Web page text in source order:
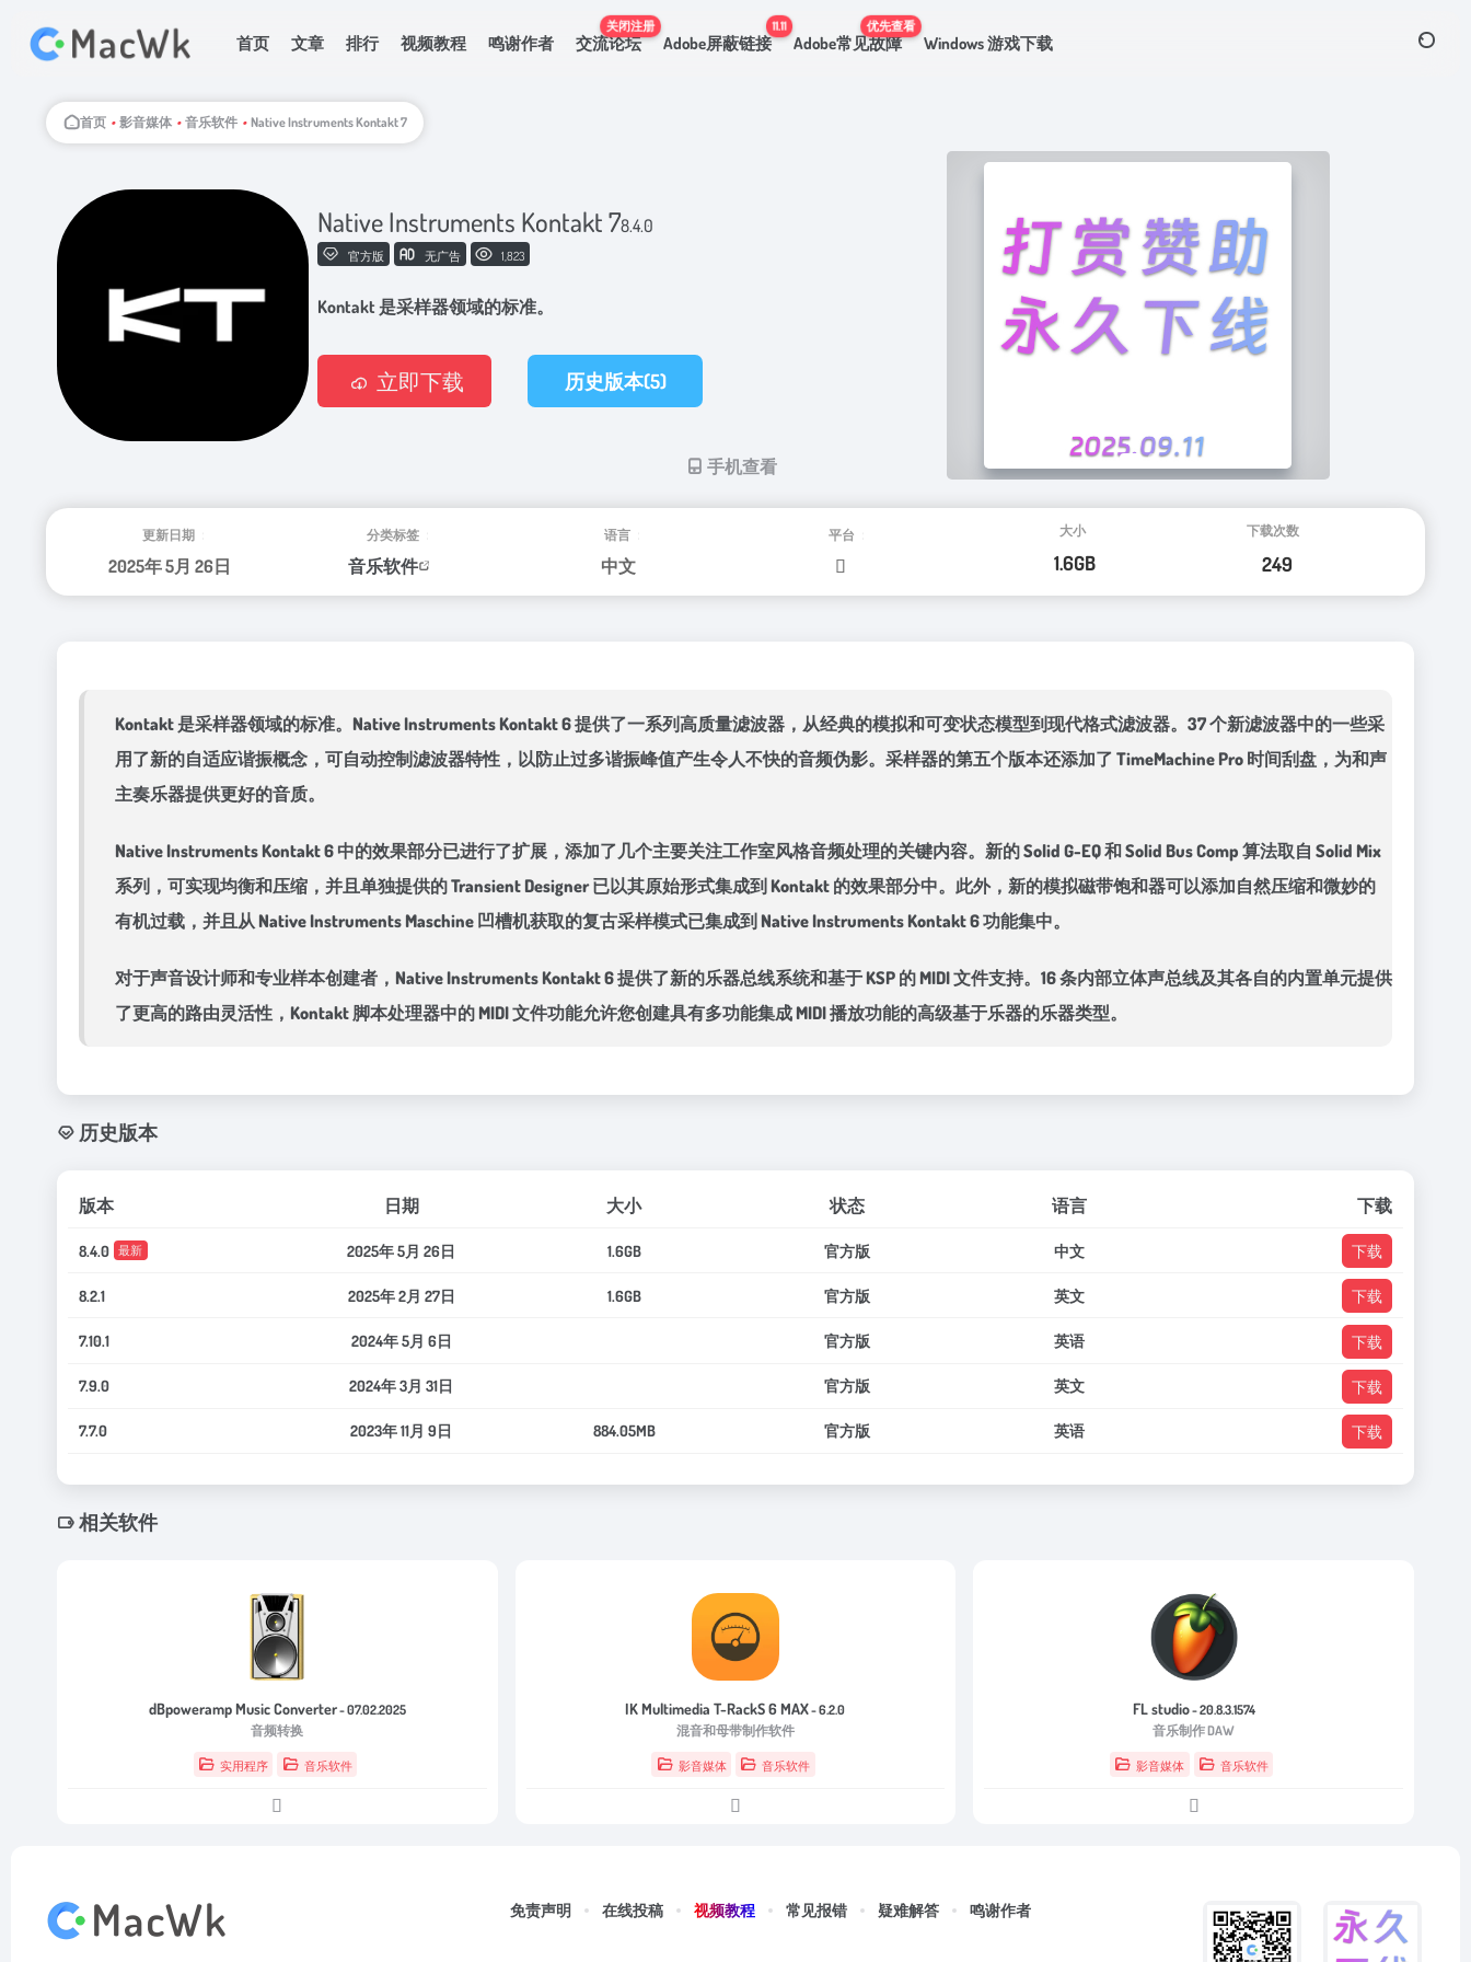
首页 文章 排行 视频教程 鸣谢作者 交流论坛
关闭注册
Adobe屏蔽链接
11.11
Adobe常见故障
优先查看
Windows 游戏下载
首页 • 影音媒体 • 音乐软件 • Native Instruments Kontakt 7
Native Instruments Kontakt 78.4.0
官方版 无广告 1,823
Kontakt 是采样器领域的标准。
更新日期：
2025年 5月 26日
分类标签：
音乐软件
语言：
中文
平台：
立即下载 历史版本(5)
手机查看
Kontakt 是采样器领域的标准。Native Instruments Kontakt 6 提供了一系列高质量滤波器，从经典的模拟和可变状态模型到现代格式滤波器。37 个新滤波器中的一些采
用了新的自适应谐振概念，可自动控制滤波器特性，以防止过多谐振峰值产生令人不快的音频伪影。采样器的第五个版本还添加了 TimeMachine Pro 时间刮盘，为和声
主奏乐器提供更好的音质。
Native Instruments Kontakt 6 中的效果部分已进行了扩展，添加了几个主要关注工作室风格音频处理的关键内容。新的 Solid G-EQ 和 Solid Bus Comp 算法取自 Solid Mix
系列，可实现均衡和压缩，并且单独提供的 Transient Designer 已以其原始形式集成到 Kontakt 的效果部分中。此外，新的模拟磁带饱和器可以添加自然压缩和微妙的
有机过载，并且从 Native Instruments Maschine 凹槽机获取的复古采样模式已集成到 Native Instruments Kontakt 6 功能集中。
对于声音设计师和专业样本创建者，Native Instruments Kontakt 6 提供了新的乐器总线系统和基于 KSP 的 MIDI 文件支持。16 条内部立体声总线及其各自的内置单元提供
了更高的路由灵活性，Kontakt 脚本处理器中的 MIDI 文件功能允许您创建具有多功能集成 MIDI 播放功能的高级基于乐器的乐器类型。
历史版本
版本 日期 大小 状态 语言 下载
8.4.0 最新 2025年 5月 26日 1.6GB 官方版 中文 下载
8.2.1 2025年 2月 27日 1.6GB 官方版 英文 下载
7.10.1 2024年 5月 6日 官方版 英语 下载
7.9.0 2024年 3月 31日 官方版 英文 下载
7.7.0 2023年 11月 9日 884.05MB 官方版 英语 下载
相关软件
dBpoweramp Music Converter- 07.02.2025
音频转换
实用程序 音乐软件
IK Multimedia T-RackS 6 MAX- 6.2.0
混音和母带制作软件
影音媒体 音乐软件
FL studio- 20.8.3.1574
音乐制作 DAW
影音媒体 音乐软件
免责声明 在线投稿
视频教程
常见报错 疑难解答 鸣谢作者